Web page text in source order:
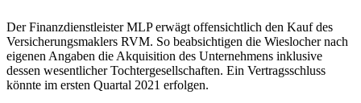
Der Finanzdienstleister MLP erwägt offensichtlich den Kauf des
Versicherungsmaklers RVM. So beabsichtigen die Wieslocher nach
eigenen Angaben die Akquisition des Unternehmens inklusive
dessen wesentlicher Tochtergesellschaften. Ein Vertragsschluss
könnte im ersten Quartal 2021 erfolgen.